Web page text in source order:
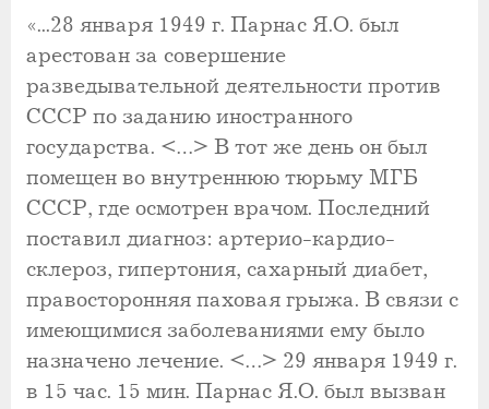
«...28 января 1949 г. Парнас Я.О. был
арестован за совершение
разведывательной деятельности против
СССР по заданию иностранного
государства. <…> В тот же день он был
помещен во внутреннюю тюрьму МГБ
СССР, где осмотрен врачом. Последний
поставил диагноз: артерио-кардио-
склероз, гипертония, сахарный диабет,
правосторонняя паховая грыжа. В связи с
имеющимися заболеваниями ему было
назначено лечение. <…> 29 января 1949 г.
в 15 час. 15 мин. Парнас Я.О. был вызван